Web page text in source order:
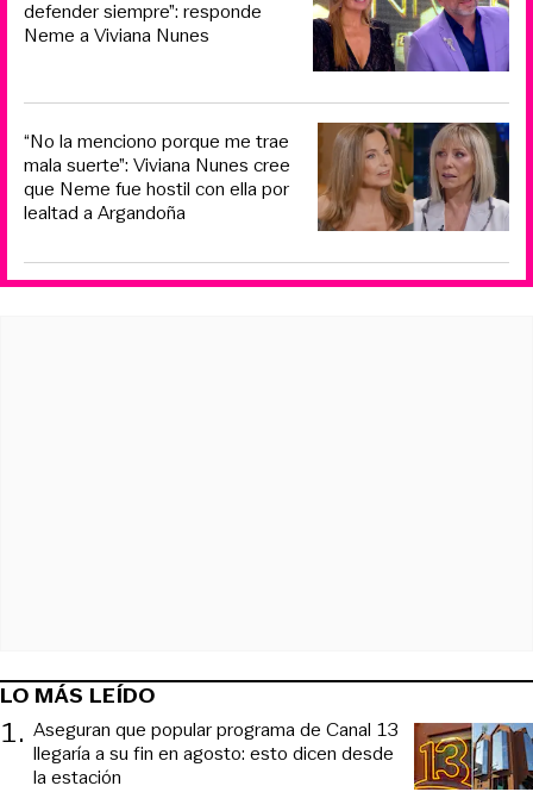
defender siempre”: responde
Neme a Viviana Nunes
“No la menciono porque me trae
mala suerte”: Viviana Nunes cree
que Neme fue hostil con ella por
lealtad a Argandoña
LO MÁS LEÍDO
1. Aseguran que popular programa de Canal 13
llegaría a su fin en agosto: esto dicen desde
la estación